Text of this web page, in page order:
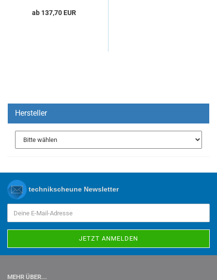
ab 137,70 EUR
Hersteller
technikscheune Newsletter
MEHR ÜBER...